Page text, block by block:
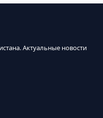
Актуальные новости